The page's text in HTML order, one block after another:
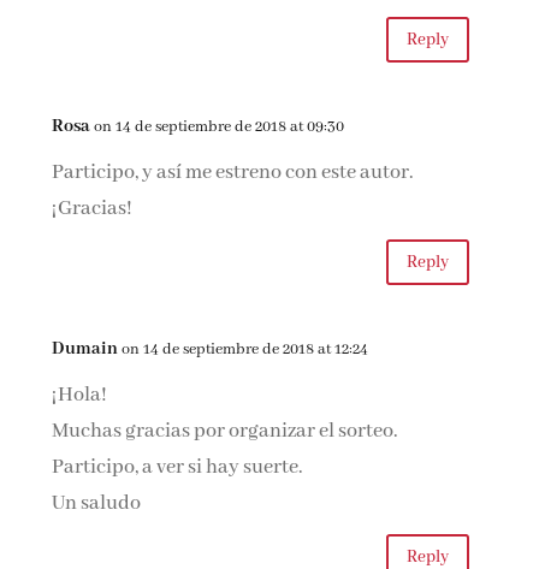
Reply
Rosaon 14 de septiembre de 2018 at 09:30
Participo, y así me estreno con este autor.
¡Gracias!
Reply
Dumainon 14 de septiembre de 2018 at 12:24
¡Hola!
Muchas gracias por organizar el sorteo.
Participo, a ver si hay suerte.
Un saludo
Reply